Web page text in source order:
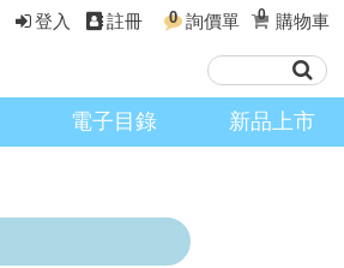
登入 註冊 0 詢價單 0 購物車
電子目錄 新品上市